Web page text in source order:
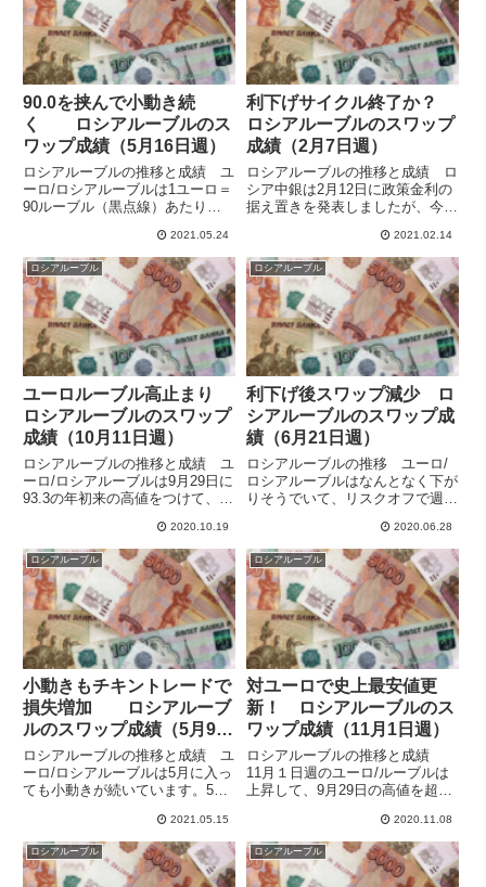
90.0を挟んで小動き続
く ロシアルーブルのス
ワップ成績（5月16日週）
ロシアルーブルの推移と成績 ユ
ーロ/ロシアルーブルは1ユーロ＝
90ルーブル（黒点線）あたりを
ャートでは少しずつ下げてユーロ
安ルーブル高がゆっくり進んでい
るように見えます。前の週末の
89.87から週間で0.19ユ...
2021.05.24
利下げサイクル終了か？
ロシアルーブルのスワップ
成績（2月7日週）
ロシアルーブルの推移と成績 ロ
シア中銀は2月12日に政策金利の
据え置きを発表しましたが、今後
す。同日にメキシコが政策金利を
4.25％から4.00％に引き下げてい
るので、ルーブルが相対的に有利
になる可能性もありま...
2021.02.14
ロシアルーブル
ユーロルーブル高止まり
ロシアルーブルのスワップ
成績（10月11日週）
ロシアルーブルの推移と成績 ユ
ーロ/ロシアルーブルは9月29日に
93.3の年初来の高値をつけて、
んだのちに反落しています。期待
した通り下値の抵抗線を前週末に
抜けて、10月11日週の週初もユ
ーロ安・ルーブ...
2020.10.19
ロシアルーブル
利下げ後スワップ減少 ロ
シアルーブルのスワップ成
績（6月21日週）
ロシアルーブルの推移 ユーロ/
ロシアルーブルはなんとなく下が
りそうでいて、リスクオフで週末
ロ高ルーブル安で終えています。
ノルウェークローネ/ルーブルで
はクローネ安ルーブル高が続いて
いて、評価益が伸びています。
ユ...
2020.06.28
ロシアルーブル
小動きもチキントレードで
損失増加 ロシアルーブ
ルのスワップ成績（5月9日
週）
ロシアルーブルの推移と成績 ユ
ーロ/ロシアルーブルは5月に入っ
ても小動きが続いています。5月
となっていて、90をギリギリ下
回って89.87で終了しています。
週間ではわずかに0.16のユーロ高
ルーブル安(+0...
2021.05.15
ロシアルーブル
対ユーロで史上最安値更
新！ ロシアルーブルのス
ワップ成績（11月1日週）
ロシアルーブルの推移と成績
11月１日週のユーロ/ルーブルは
上昇して、9月29日の高値を超
値の93.5も突破して、11月2日に
史上最高値（＝対ユーロのルーブ
ル最安値）をつけました。週末に
向かって最高値からは...
2020.11.08
ロシアルーブル ロシアルーブル